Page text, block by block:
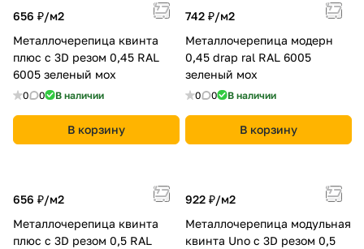
656 ₽/м2
Металлочерепица квинта
плюс c 3D резом 0,45 RAL
6005 зеленый мох
0 0 В наличии
В корзину
742 ₽/м2
Металлочерепица модерн
0,45 drap ral RAL 6005
зеленый мох
0 0 В наличии
В корзину
656 ₽/м2
Металлочерепица квинта
плюс c 3D резом 0,5 RAL
922 ₽/м2
Металлочерепица модульная
квинта Uno c 3D резом 0,5